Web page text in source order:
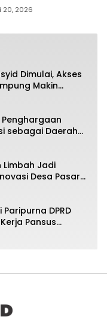
20, 2026
Dimulai, Akses
Makin
sebagai Daerah
Limbah Jadi
Desa Pasar
Paripurna DPRD
Pansus